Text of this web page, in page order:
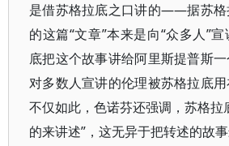
是借苏格拉底之口讲的——据苏格
的这篇“文章”本来是向“众多人”
底把这个故事讲给阿里斯提普斯一
对多数人宣讲的伦理被苏格拉底用
不仅如此，色诺芬还强调，苏格拉
的来讲述”，这无异于把转述的故